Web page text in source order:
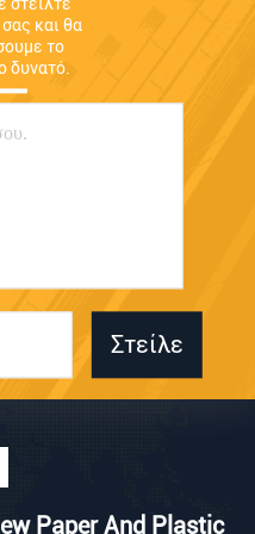
και θα
το
δυνατό.
Στείλε
Paper And Plastic